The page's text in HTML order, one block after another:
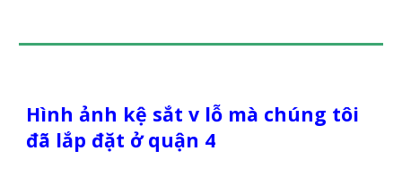
Hình ảnh kệ sắt v lỗ mà chúng tôi
đã lắp đặt ở quận 4